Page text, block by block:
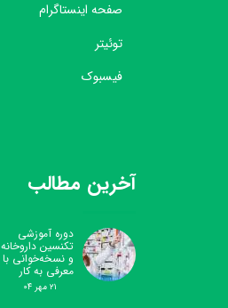
آخرین مطالب
دوره آموزشی
تکنسین داروخانه
و نسخه‌خوانی با
معرفی به کار
۲۱ مهر ۰۴
صفحه اینستاگرام
توئیتر
فیسبوک